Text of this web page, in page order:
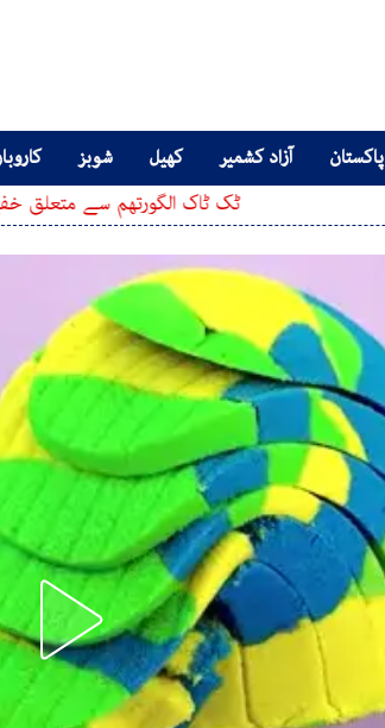
پاکستان آزاد کشمیر کھیل شوبز
ٹک ٹاک الگورتھم سے متعلق خفیہ داخلی